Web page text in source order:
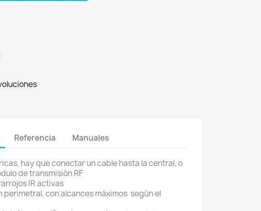
Referencia Manuales
hay que conectar un cable hasta la central, o
de transmisión RF
IR activas
perimetral, con alcances máximos según el